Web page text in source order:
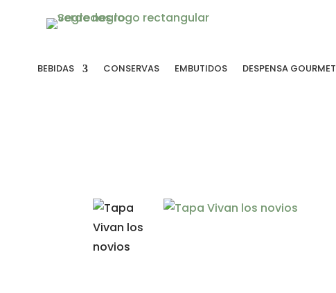
BEBIDAS CONSERVAS EMBUTIDOS DESPENSA GOURMET